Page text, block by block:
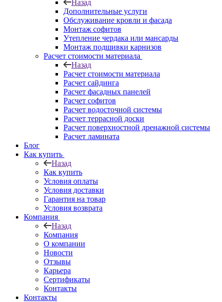
Назад
Дополнительные услуги
Обслуживание кровли и фасада
Монтаж софитов
Утепление чердака или мансарды
Монтаж подшивки карнизов
Расчет стоимости материала
Назад
Расчет стоимости материала
Расчет сайдинга
Расчет фасадных панелей
Расчет софитов
Расчет водосточной системы
Расчет террасной доски
Расчет поверхностной дренажной системы
Расчет ламината
Блог
Как купить
Назад
Как купить
Условия оплаты
Условия доставки
Гарантия на товар
Условия возврата
Компания
Назад
Компания
О компании
Новости
Отзывы
Карьера
Сертификаты
Контакты
Контакты